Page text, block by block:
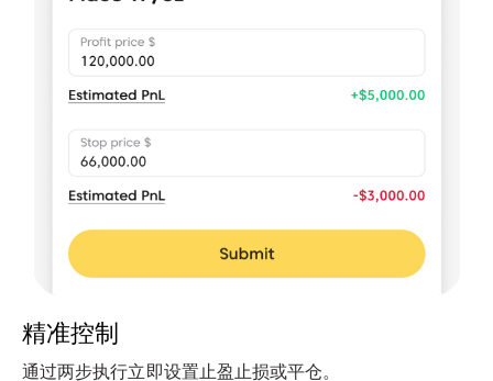
精准控制
通过两步执行立即设置止盈止损或平仓。